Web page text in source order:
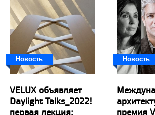
Новость
VELUX объявляет
Daylight Talks_2022!
первая лекция:
Новость
премия